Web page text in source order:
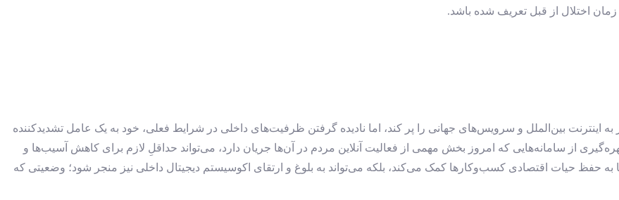
زمان اختلال از قبل تعریف شده باشد.
به اینترنت بین‌الملل و سرویس‌های جهانی را پر کند، اما نادیده گرفتن ظرفیت‌های داخلی در شرایط فعلی، خود به یک عامل تشدیدکننده
از سامانه‌هایی که امروز بخش مهمی از فعالیت آنلاین مردم در آن‌ها جریان دارد، می‌تواند حداقلِ لازم برای کاهش آسیب‌ها و
به حفظ حیات اقتصادی کسب‌وکارها کمک می‌کند، بلکه می‌تواند به بلوغ و ارتقای اکوسیستم دیجیتال داخلی نیز منجر شود؛ وضعیتی که